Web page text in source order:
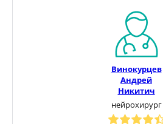
Винокурцев
Андрей
Никитич
нейрохирург